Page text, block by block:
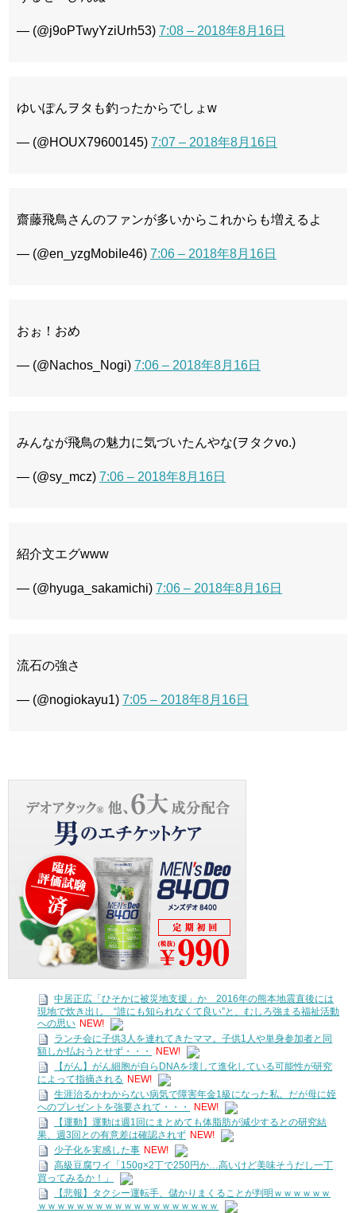
— (@j9oPTwyYziUrh53) 7:08 – 2018年8月16日
ゆいぽんヲタも釣ったからでしょw
— (@HOUX79600145) 7:07 – 2018年8月16日
齋藤飛鳥さんのファンが多いからこれからも増えるよ
— (@en_yzgMobiIe46) 7:06 – 2018年8月16日
おぉ！おめ
— (@Nachos_Nogi) 7:06 – 2018年8月16日
みんなが飛鳥の魅力に気づいたんやな(ヲタクvo.)
— (@sy_mcz) 7:06 – 2018年8月16日
紹介文エグwww
— (@hyuga_sakamichi) 7:06 – 2018年8月16日
流石の強さ
— (@nogiokayu1) 7:05 – 2018年8月16日
中居正広「ひそかに被災地支援」か 2016年の熊本地震直後には
現地で炊き出し “誰にも知られなくて良い”と、むしろ強まる福祉活動
への思い NEW!
ランチ会に子供3人を連れてきたママ。子供1人や単身参加者と同
額しか払おうとせず・・・
NEW!
【がん】がん細胞が自らDNAを壊して進化している可能性が研究
によって指摘される NEW!
生涯治るかわからない病気で障害年金1級になった私。だが母に姪
へのプレゼントを強要されて・・・
NEW!
【運動】運動は週1回にまとめても体脂肪が減少するとの研究結
果、週3回との有意差は確認されず NEW!
少子化を実感した事 NEW!
高級豆腐ワイ「150g×2丁で250円か…高いけど美味そうだし一丁
買ってみるか！」
【悲報】タクシー運転手、儲かりまくることが判明ｗｗｗｗｗｗ
ｗｗｗｗｗｗｗｗｗｗｗｗｗｗｗｗｗｗｗ